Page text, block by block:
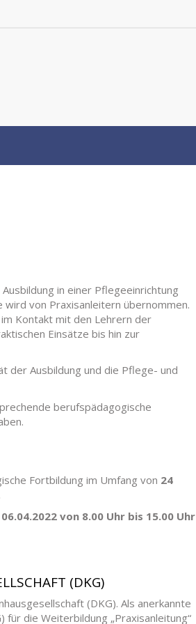
in einer Pflegeeinrichtung
von Praxisanleitern übernommen.
Kontakt mit den Lehrern der
Einsätze bis hin zur
der Ausbildung und die Pflege- und
berufspädagogische
Fortbildung im Umfang von 24
von 8.00 Uhr bis 15.00 Uhr
(DKG)
(DKG). Als anerkannte
die Weiterbildung „Praxisanleitung“